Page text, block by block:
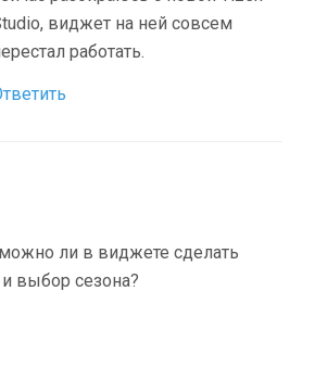
виджет на ней совсем
работать.
ли в виджете сделать
выбор сезона?